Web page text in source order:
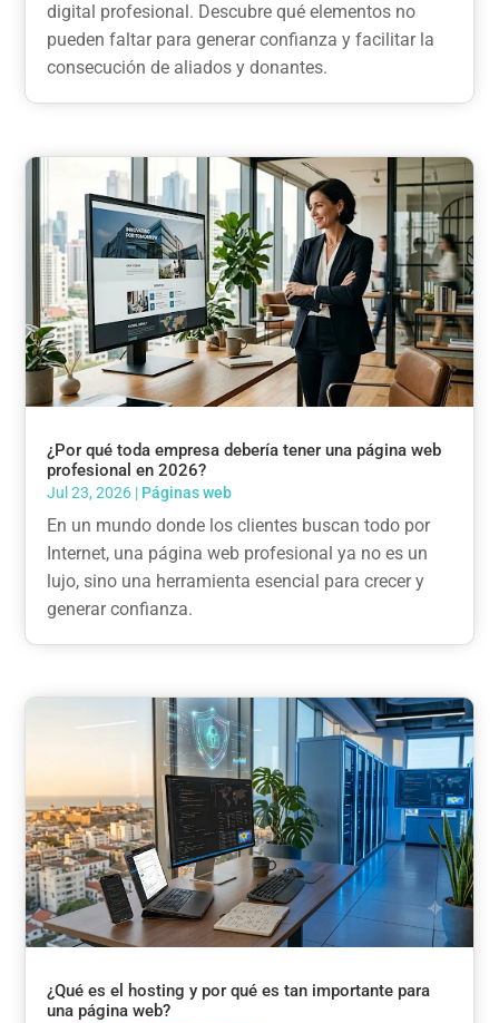
digital profesional. Descubre qué elementos no
pueden faltar para generar confianza y facilitar la
consecución de aliados y donantes.
¿Por qué toda empresa debería tener una página web
profesional en 2026?
Jul 23, 2026 | Páginas web
En un mundo donde los clientes buscan todo por
Internet, una página web profesional ya no es un
lujo, sino una herramienta esencial para crecer y
generar confianza.
¿Qué es el hosting y por qué es tan importante para
una página web?